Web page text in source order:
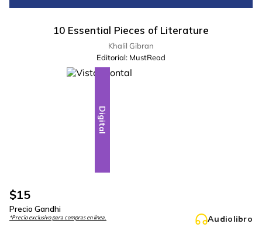
10 Essential Pieces of Literature
Khalil Gibran
Editorial: MustRead
Digital
$15
Precio Gandhi
*Precio exclusivo para compras en línea. Audiolibro